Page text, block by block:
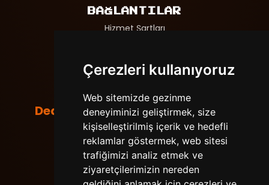
Çerezleri kullanıyoruz
Web sitemizde gezinme
deneyiminizi geliştirmek, size
kişiselleştirilmiş içerik ve hedefli
reklamlar göstermek, web sitesi
trafiğimizi analiz etmek ve
ziyaretçilerimizin nereden
BAĞLANTILAR
Hizmet Şartları
DedeNetworkTüm hakları saklıdır. © 2026
Powered byLeaderOS